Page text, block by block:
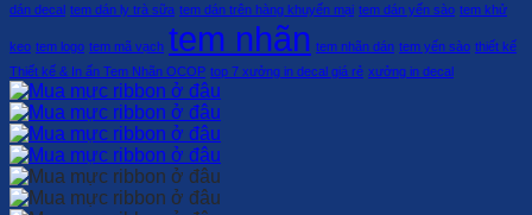
dán decal tem dán ly trà sữa tem dán trên hàng khuyến mại tem dán yến sào tem khử
keo tem logo tem mã vạch tem nhãn tem nhãn dán tem yến sào thiết kế
Thiết kế & In ấn Tem Nhãn OCOP top 7 xưởng in decal giá rẻ xưởng in decal